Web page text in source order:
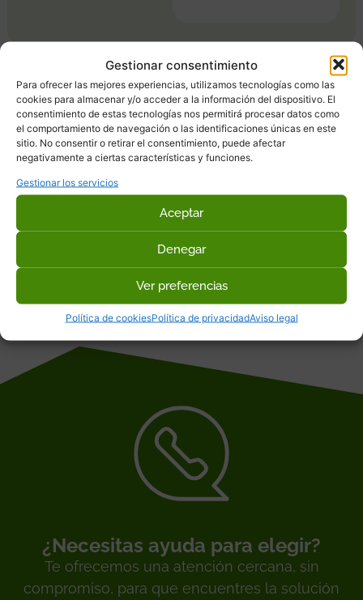
Gestionar consentimiento
Para ofrecer las mejores experiencias, utilizamos tecnologías como las
cookies para almacenar y/o acceder a la información del dispositivo. El
consentimiento de estas tecnologías nos permitirá procesar datos como
el comportamiento de navegación o las identificaciones únicas en este
sitio. No consentir o retirar el consentimiento, puede afectar
negativamente a ciertas características y funciones.
Gestionar los servicios
Aceptar
Denegar
Ver preferencias
Política de cookiesPolítica de privacidadAviso legal
Video
Ficha ténica
¿Necesitas ayuda para elegir?
Te ofrecemos una atención cercana, sin
compromiso, para que encuentres la solución